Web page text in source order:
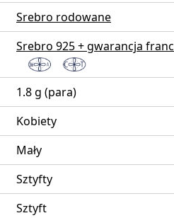
Srebro rodowane
Srebro 925 + gwarancja
1.8 g (para)
Kobiety
Mały
Sztyfty
Sztyft